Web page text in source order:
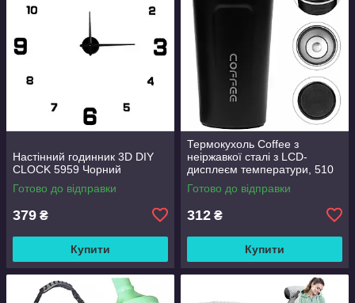
Настінний годинник 3D DIY
CLOCK 5959 Чорний
Готово до відправки
379 ₴
Купити
Термокухоль Coffee з
неіржавкої сталі з LCD-
дисплеєм температури, 510
мл Чорний
Готово до відправки
312 ₴
Купити